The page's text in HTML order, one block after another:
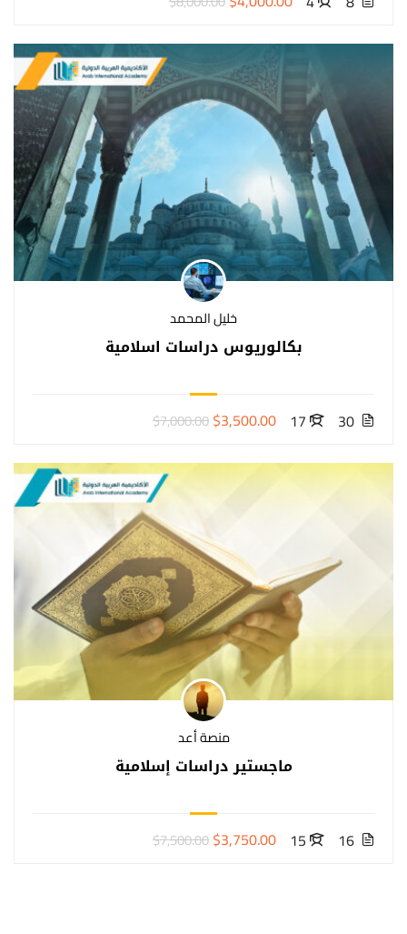
خليل المحمد
بكالوريوس دراسات اسلامية
30
17
$7,000.00$3,500.00
منصة أعد
ماجستير دراسات إسلامية
16
15
$7,500.00$3,750.00